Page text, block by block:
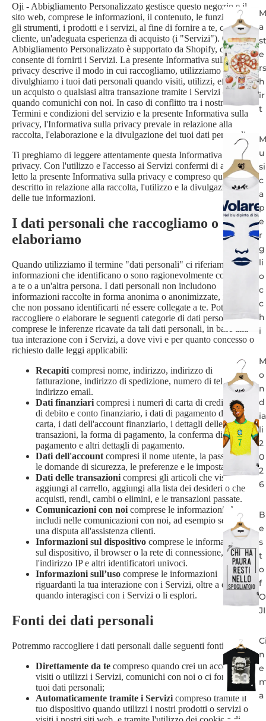
M
a
st
e
rs
h
ir
t
M
u
si
c
a
p
e
r
g
li
o
c
c
h
i
M
o
n
d
ia
li
2
0
2
6
B
e
s
t
o
f
O
JI
n
e
a
Oji - Abbigliamento Personalizzato gestisce questo negozio e il
sito web, comprese le informazioni, il contenuto, le funzionalità,
gli strumenti, i prodotti e i servizi, al fine di fornire a te, che sei il
cliente, un'adeguata esperienza di acquisto (i "Servizi"). Oji -
Abbigliamento Personalizzato è supportato da Shopify, che ci
consente di fornirti i Servizi. La presente Informativa sulla
privacy descrive il modo in cui raccogliamo, utilizziamo e
divulghiamo i tuoi dati personali quando visiti, utilizzi, effettui
un acquisto o qualsiasi altra transazione tramite i Servizi o
quando comunichi con noi. In caso di conflitto tra i nostri
Termini e condizioni del servizio e la presente Informativa sulla
privacy, l'Informativa sulla privacy prevale in relazione alla
raccolta, l'elaborazione e la divulgazione dei tuoi dati personali.
Ti preghiamo di leggere attentamente questa Informativa sulla
privacy. Con l'utilizzo e l'accesso ai Servizi confermi di aver
letto la presente Informativa sulla privacy e compreso quanto
descritto in relazione alla raccolta, l'utilizzo e la divulgazione
delle tue informazioni.
I dati personali che raccogliamo o
elaboriamo
Quando utilizziamo il termine "dati personali" ci riferiamo alle
informazioni che identificano o sono ragionevolmente collegate
a te o a un'altra persona. I dati personali non includono
informazioni raccolte in forma anonima o anonimizzate, in modo
che non possano identificarti né essere collegate a te. Potremmo
raccogliere o elaborare le seguenti categorie di dati personali,
comprese le inferenze ricavate da tali dati personali, in base alla
tua interazione con i Servizi, a dove vivi e per quanto concesso o
richiesto dalle leggi applicabili:
Recapiti compresi nome, indirizzo, indirizzo di
fatturazione, indirizzo di spedizione, numero di telefono e
indirizzo email.
Dati finanziari compresi i numeri di carta di credito, carta
di debito e conto finanziario, i dati di pagamento della
carta, i dati dell'account finanziario, i dettagli delle
transazioni, la forma di pagamento, la conferma di
pagamento e altri dettagli di pagamento.
Dati dell'account compresi il nome utente, la password,
le domande di sicurezza, le preferenze e le impostazioni.
Dati delle transazioni compresi gli articoli che visualizzi,
aggiungi al carrello, aggiungi alla lista dei desideri o che
acquisti, rendi, cambi o elimini, e le transazioni passate.
Comunicazioni con noi comprese le informazioni che
includi nelle comunicazioni con noi, ad esempio se invii
una disputa all'assistenza clienti.
Informazioni sul dispositivo comprese le informazioni
sul dispositivo, il browser o la rete di connessione,
l'indirizzo IP e altri identificatori univoci.
Informazioni sull’uso comprese le informazioni
riguardanti la tua interazione con i Servizi, oltre a come e
quando interagisci con i Servizi o li esplori.
Fonti dei dati personali
Potremmo raccogliere i dati personali dalle seguenti fonti:
Direttamente da te compreso quando crei un account,
visiti o utilizzi i Servizi, comunichi con noi o ci fornisci i
tuoi dati personali;
Automaticamente tramite i Servizi compreso tramite il
tuo dispositivo quando utilizzi i nostri prodotti o servizi o